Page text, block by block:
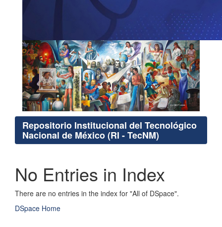
Repositorio Institucional del Tecnológico
Nacional de México (RI - TecNM)
No Entries in Index
There are no entries in the index for "All of DSpace".
DSpace Home